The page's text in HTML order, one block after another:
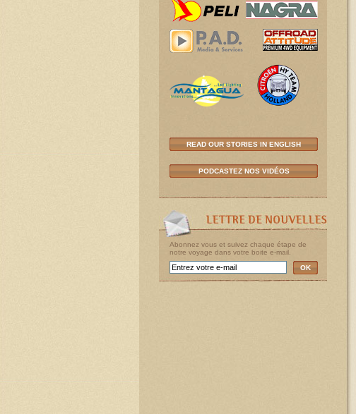
READ OUR STORIES IN ENGLISH
PODCASTEZ NOS VIDÉOS
Abonnez vous et suivez chaque étape de
notre voyage dans votre boite e-mail.
OK